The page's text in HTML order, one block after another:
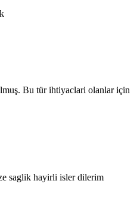
Bu tür ihtiyaclari olanlar için
saglik hayirli isler dilerim